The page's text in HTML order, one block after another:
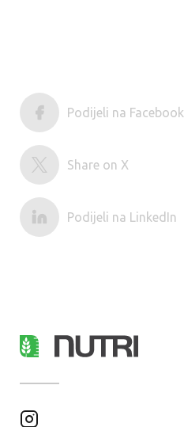
Podijeli na Facebook
Share on X
Podijeli na LinkedIn